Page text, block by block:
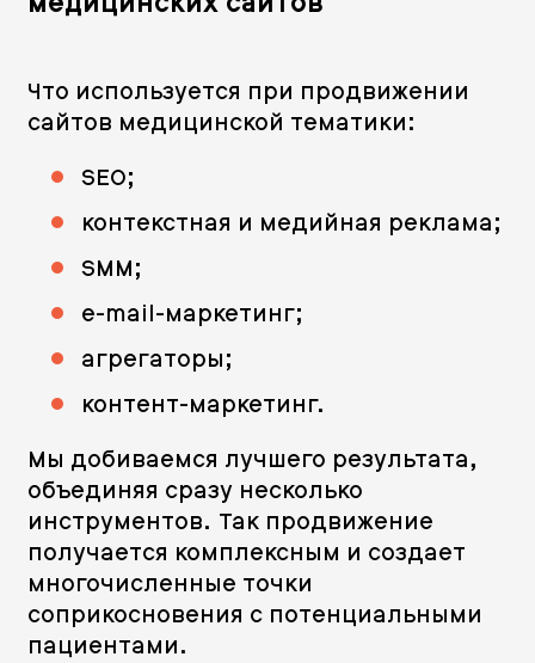
Что используется при продвижении
сайтов медицинской тематики:
SEO;
контекстная и медийная реклама;
SMM;
e-mail-маркетинг;
агрегаторы;
контент-маркетинг.
Мы добиваемся лучшего результата,
объединяя сразу несколько
инструментов. Так продвижение
получается комплексным и создает
многочисленные точки
соприкосновения с потенциальными
пациентами.